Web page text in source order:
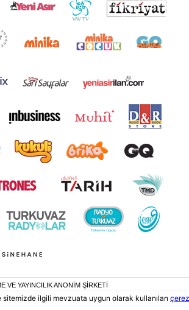
VE YAYINCILIK ANONİM ŞİRKETİ
sitemizde ilgili mevzuata uygun olarak kullanılan